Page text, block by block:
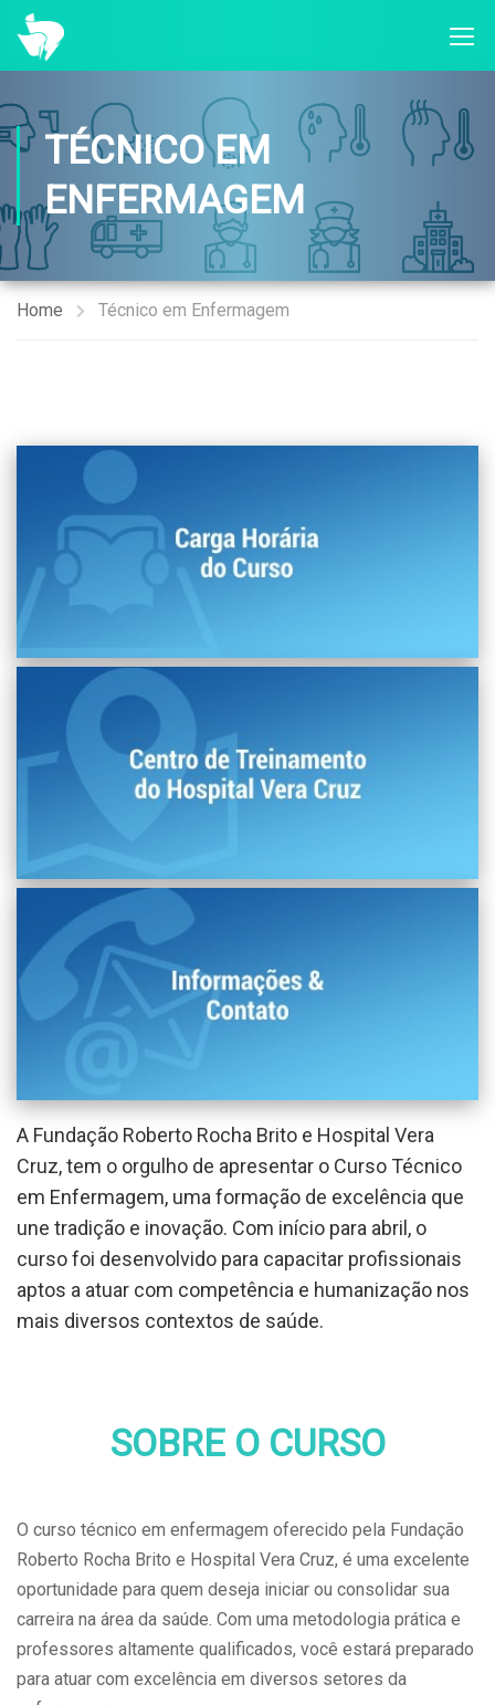
TÉCNICO EM
ENFERMAGEM
Home Técnico em Enfermagem
Carga Horária do Curso
Local do Curso
Entre com Contato com a FRRB
(19) 99421-5627
A Fundação Roberto Rocha Brito e Hospital Vera
Cruz, tem o orgulho de apresentar o Curso Técnico
em Enfermagem, uma formação de excelência que
une tradição e inovação. Com início para abril, o
curso foi desenvolvido para capacitar profissionais
aptos a atuar com competência e humanização nos
mais diversos contextos de saúde.
SOBRE O CURSO
O curso técnico em enfermagem oferecido pela Fundação
Roberto Rocha Brito e Hospital Vera Cruz, é uma excelente
oportunidade para quem deseja iniciar ou consolidar sua
carreira na área da saúde. Com uma metodologia prática e
professores altamente qualificados, você estará preparado
para atuar com excelência em diversos setores da